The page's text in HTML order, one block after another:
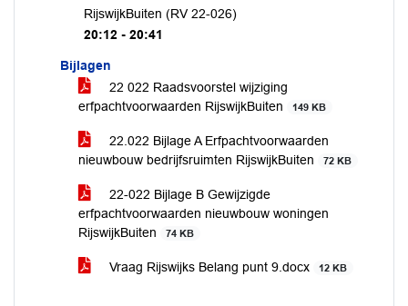
RijswijkBuiten (RV 22-026)
20:12 - 20:41
Bijlagen
22 022 Raadsvoorstel wijziging
erfpachtvoorwaarden RijswijkBuiten
149 KB
22.022 Bijlage A Erfpachtvoorwaarden
nieuwbouw bedrijfsruimten RijswijkBuiten
72 KB
22-022 Bijlage B Gewijzigde
erfpachtvoorwaarden nieuwbouw woningen
RijswijkBuiten
74 KB
Vraag Rijswijks Belang punt 9.docx 12 KB